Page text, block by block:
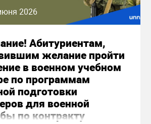
2026
Абитуриентам,
желание пройти
в военном учебном
по программам
подготовки
для военной
по контракту